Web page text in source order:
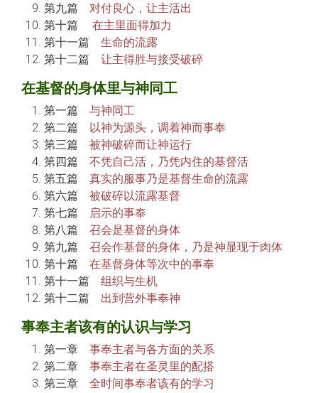
第九篇 对付良心，让主活出
第十篇 在主里面得加力
第十一篇 生命的流露
第十二篇 让主得胜与接受破碎
在基督的身体里与神同工
第一篇 与神同工
第二篇 以神为源头，调着神而事奉
第三篇 被神破碎而让神运行
第四篇 不凭自己活，乃凭内住的基督活
第五篇 真实的服事乃是基督生命的流露
第六篇 被破碎以流露基督
第七篇
启示的事奉
第八篇 召会是基督的身体
第九篇 召会作基督的身体，乃是神显现于肉体
第十篇 在基督身体等次中的事奉
第十一篇 组织与生机
第十二篇 出到营外事奉神
事奉主者该有的认识与学习
第一章 事奉主者与各方面的关系
第二章 事奉主者在圣灵里的配搭
第三章 全时间事奉者该有的学习